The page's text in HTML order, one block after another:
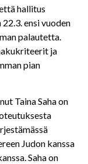
hallitus
ensi vuoden
palautetta.
ja
pian
Taina Saha on
Judon kanssa
Saha on